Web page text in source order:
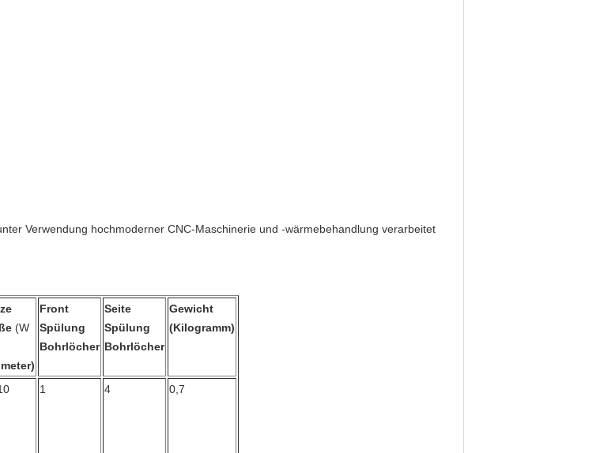
Verwendung hochmoderner CNC-Maschinerie und -wärmebehandlung verarbeitet
(W
Front
Spülung
Bohrlöcher
Seite
Spülung
Bohrlöcher
Gewicht
(Kilogramm)
1 4 0,7